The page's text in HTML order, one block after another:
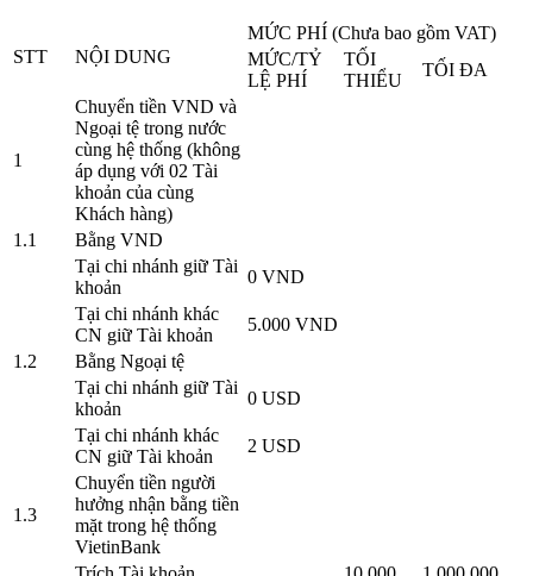
STT NỘI DUNG
MỨC PHÍ (Chưa bao gồm VAT)
MỨC/TỶ
LỆ PHÍ
TỐI
THIỂU
TỐI ĐA
1
Chuyển tiền VND và
Ngoại tệ trong nước
cùng hệ thống (không
áp dụng với 02 Tài
khoản của cùng
Khách hàng)
1.1
Bằng VND
Tại chi nhánh giữ Tài
khoản
0 VND
Tại chi nhánh khác
CN giữ Tài khoản
5.000 VND
1.2
Bằng Ngoại tệ
Tại chi nhánh giữ Tài
khoản
0 USD
Tại chi nhánh khác
CN giữ Tài khoản
2 USD
1.3
Chuyển tiền người
hưởng nhận bằng tiền
mặt trong hệ thống
VietinBank